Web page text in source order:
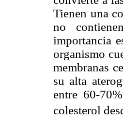
Tienen una
no
importancia
organismo
membranas
su alta
entre 60-
colesterol